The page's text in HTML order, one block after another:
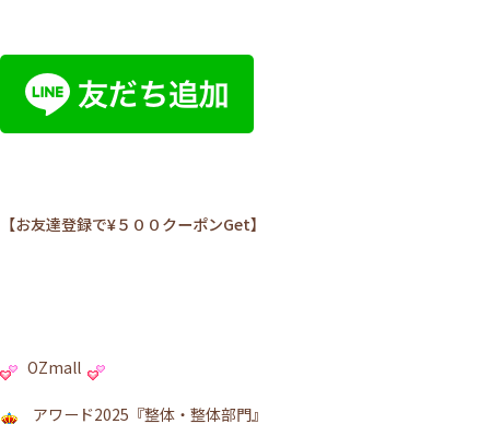
【お友達登録で¥５００クーポンGet】
OZmall
アワード2025『整体・整体部門』